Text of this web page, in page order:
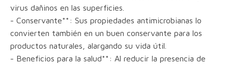
virus dañinos en las superficies.
- Conservante**: Sus propiedades antimicrobianas lo
convierten también en un buen conservante para los
productos naturales, alargando su vida útil.
- Beneficios para la salud**: Al reducir la presencia de